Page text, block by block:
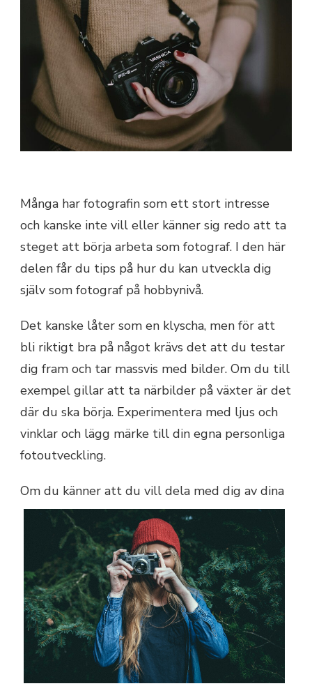
Många har fotografin som ett stort intresse
och kanske inte vill eller känner sig redo att ta
steget att börja arbeta som fotograf. I den här
delen får du tips på hur du kan utveckla dig
själv som fotograf på hobbynivå.
Det kanske låter som en klyscha, men för att
bli riktigt bra på något krävs det att du testar
dig fram och tar massvis med bilder. Om du till
exempel gillar att ta närbilder på växter är det
där du ska börja. Experimentera med ljus och
vinklar och lägg märke till din egna personliga
fotoutveckling.
Om du känner att du vill dela med dig av dina